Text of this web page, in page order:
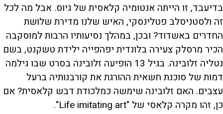
בדיעבד, זו הייתה אנטומיה קלאסית של גיוס. אבל מה לכל
זה ולסטניסלב פטלינסקי, האיש שלנו מדירת שלושת
החדרים באשדוד? ובכן, במהלך נסיעותיו הרבות למוסקבה
הכיר מרסלק צעירה בלונדית יפהפייה ילידת טשקנט, בשם
נטליה זלובינה. בגיל 13 הופיעה זלובינה בסרט שבו גילמה
דמות של סוכנת חשאית ההורגת את קורבנותיה ברעל
עצבים. האם זלובינה שימשה כמלכודת דבש קלאסית? אם
כן, זהו מקרה קלאסי של "Life imitating art".